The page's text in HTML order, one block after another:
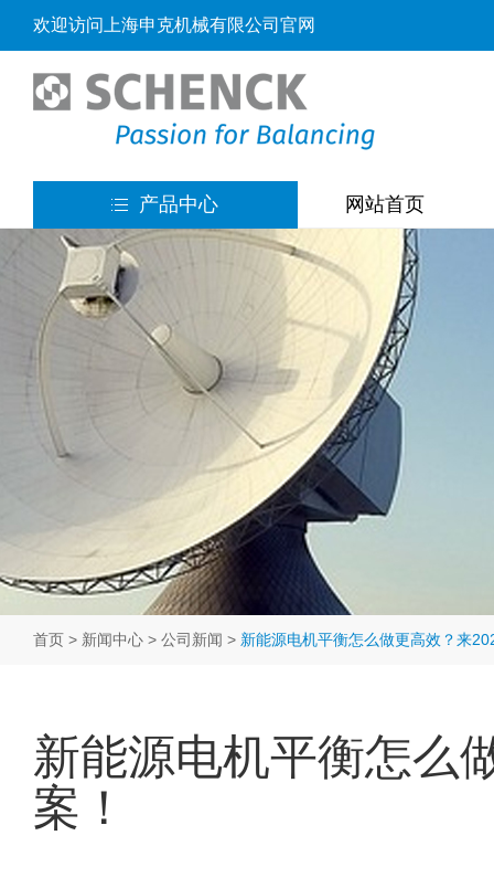
欢迎访问上海申克机械有限公司官网
产品中心 网站首页
首页> 新闻中心> 公司新闻 > 新能源电机平衡怎么做更高效？来
新能源电机平衡怎么
案！